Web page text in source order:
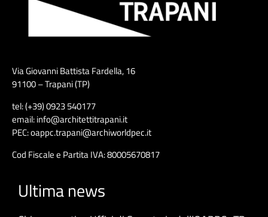
Via Giovanni Battista Fardella, 16
91100 – Trapani (TP)
tel: (+39) 0923 540177
email: info@architettitrapani.it
PEC: oappc.trapani@archiworldpec.it
Cod Fiscale e Partita IVA: 80005670817
Ultima news